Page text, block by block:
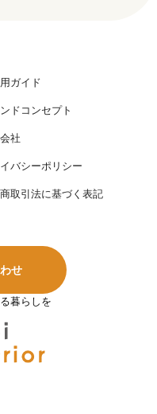
ガイド
ドコンセプト
社
バシーポリシー
取引法に基づく表記
せ
暮らしを